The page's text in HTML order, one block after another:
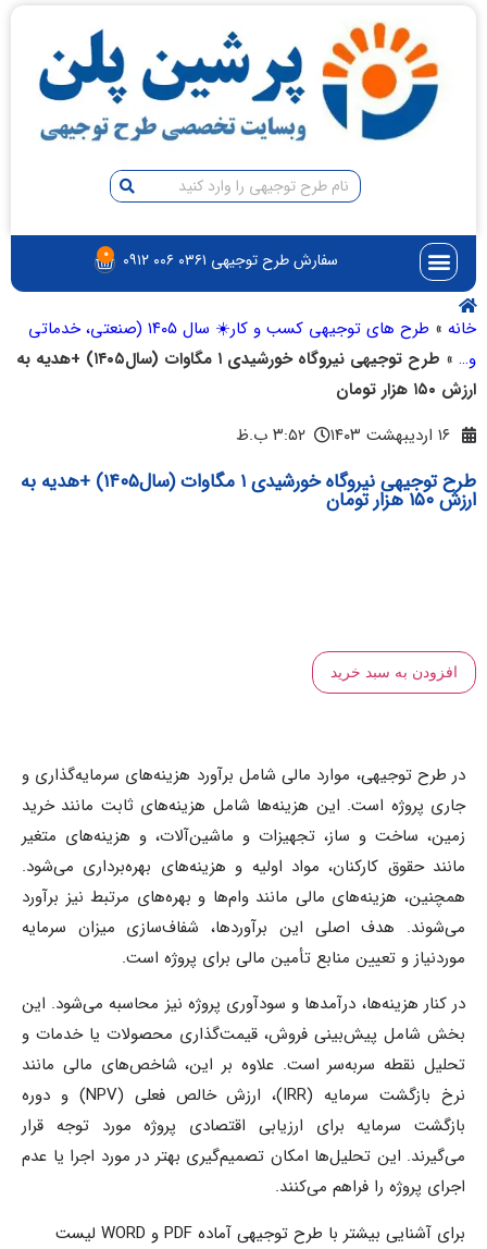
سفارش طرح توجیهی ۰۳۶۱ ۰۰۶ ۰۹۱۲ ۰
طرح های توجیهی کسب و کار☀️ سال ۱۴۰۵ (صنعتی، خدماتی
طرح توجیهی نیروگاه خورشیدی ۱ مگاوات (سال۱۴۰۵) +هدیه به
۳:۵۲ ب.ظ
طرح توجیهی نیروگاه خورشیدی ۱ مگاوات (سال۱۴۰۵) +هدیه به
به سبد خرید
توجیهی، موارد مالی شامل برآورد هزینه‌های سرمایه‌گذاری و
است. این هزینه‌ها شامل هزینه‌های ثابت مانند خرید
ساخت و ساز، تجهیزات و ماشین‌آلات، و هزینه‌های متغیر
کارکنان، مواد اولیه و هزینه‌های بهره‌برداری می‌شود.
هزینه‌های مالی مانند وام‌ها و بهره‌های مرتبط نیز برآورد
هدف اصلی این برآوردها، شفاف‌سازی میزان سرمایه
و تعیین منابع تأمین مالی برای پروژه است.
هزینه‌ها، درآمدها و سودآوری پروژه نیز محاسبه می‌شود. این
پیش‌بینی فروش، قیمت‌گذاری محصولات یا خدمات و
نقطه سربه‌سر است. علاوه بر این، شاخص‌های مالی مانند
نرخ بازگشت سرمایه (IRR)، ارزش خالص فعلی (NPV) و دوره
سرمایه برای ارزیابی اقتصادی پروژه مورد توجه قرار
این تحلیل‌ها امکان تصمیم‌گیری بهتر در مورد اجرا یا عدم
را فراهم می‌کنند.
برای آشنایی بیشتر با طرح توجیهی آماده PDF و WORD لیست